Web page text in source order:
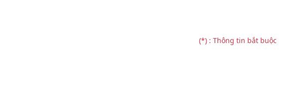
(*) : Thông tin bắt buộc